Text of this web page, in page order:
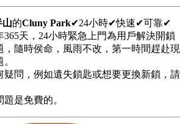
山的Cluny Park✔24小時✔快速✔可靠✔
天，24小時緊急上門為用戶解決開鎖
，隨時侯命，風雨不改，第一時間趕赴現
疑問，例如遺失鎖匙或想要更換新鎖，請
是免費的。